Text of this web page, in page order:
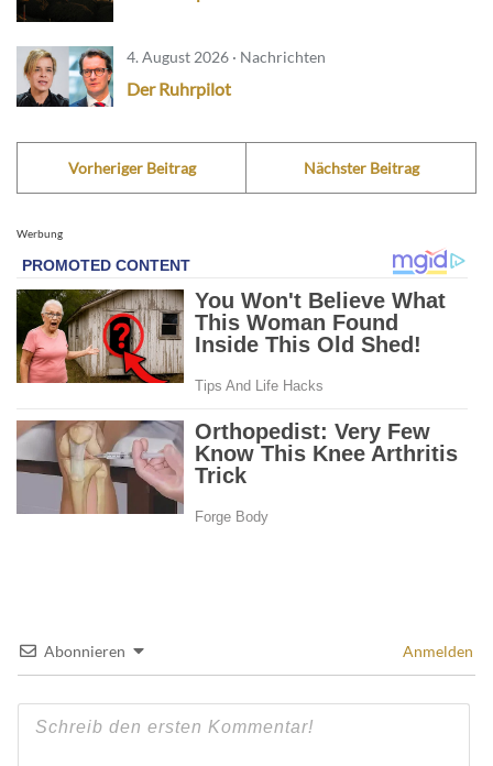
4. August 2026 · Nachrichten
Der Ruhrpilot
Vorheriger Beitrag Nächster Beitrag
Werbung
Abonnieren Anmelden